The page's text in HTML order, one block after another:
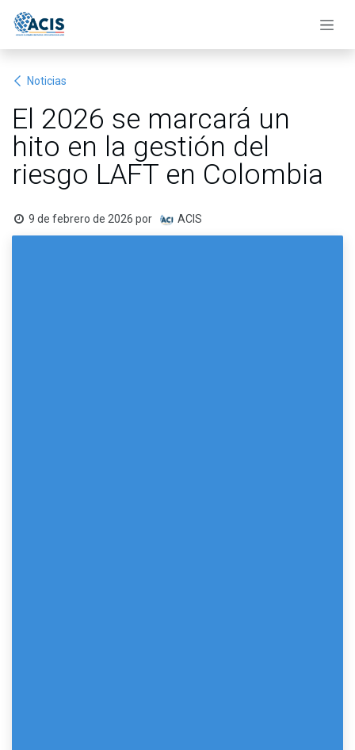
Noticias
El 2026 se marcará un
hito en la gestión del
riesgo LAFT en Colombia
9 de febrero de 2026 por ACIS